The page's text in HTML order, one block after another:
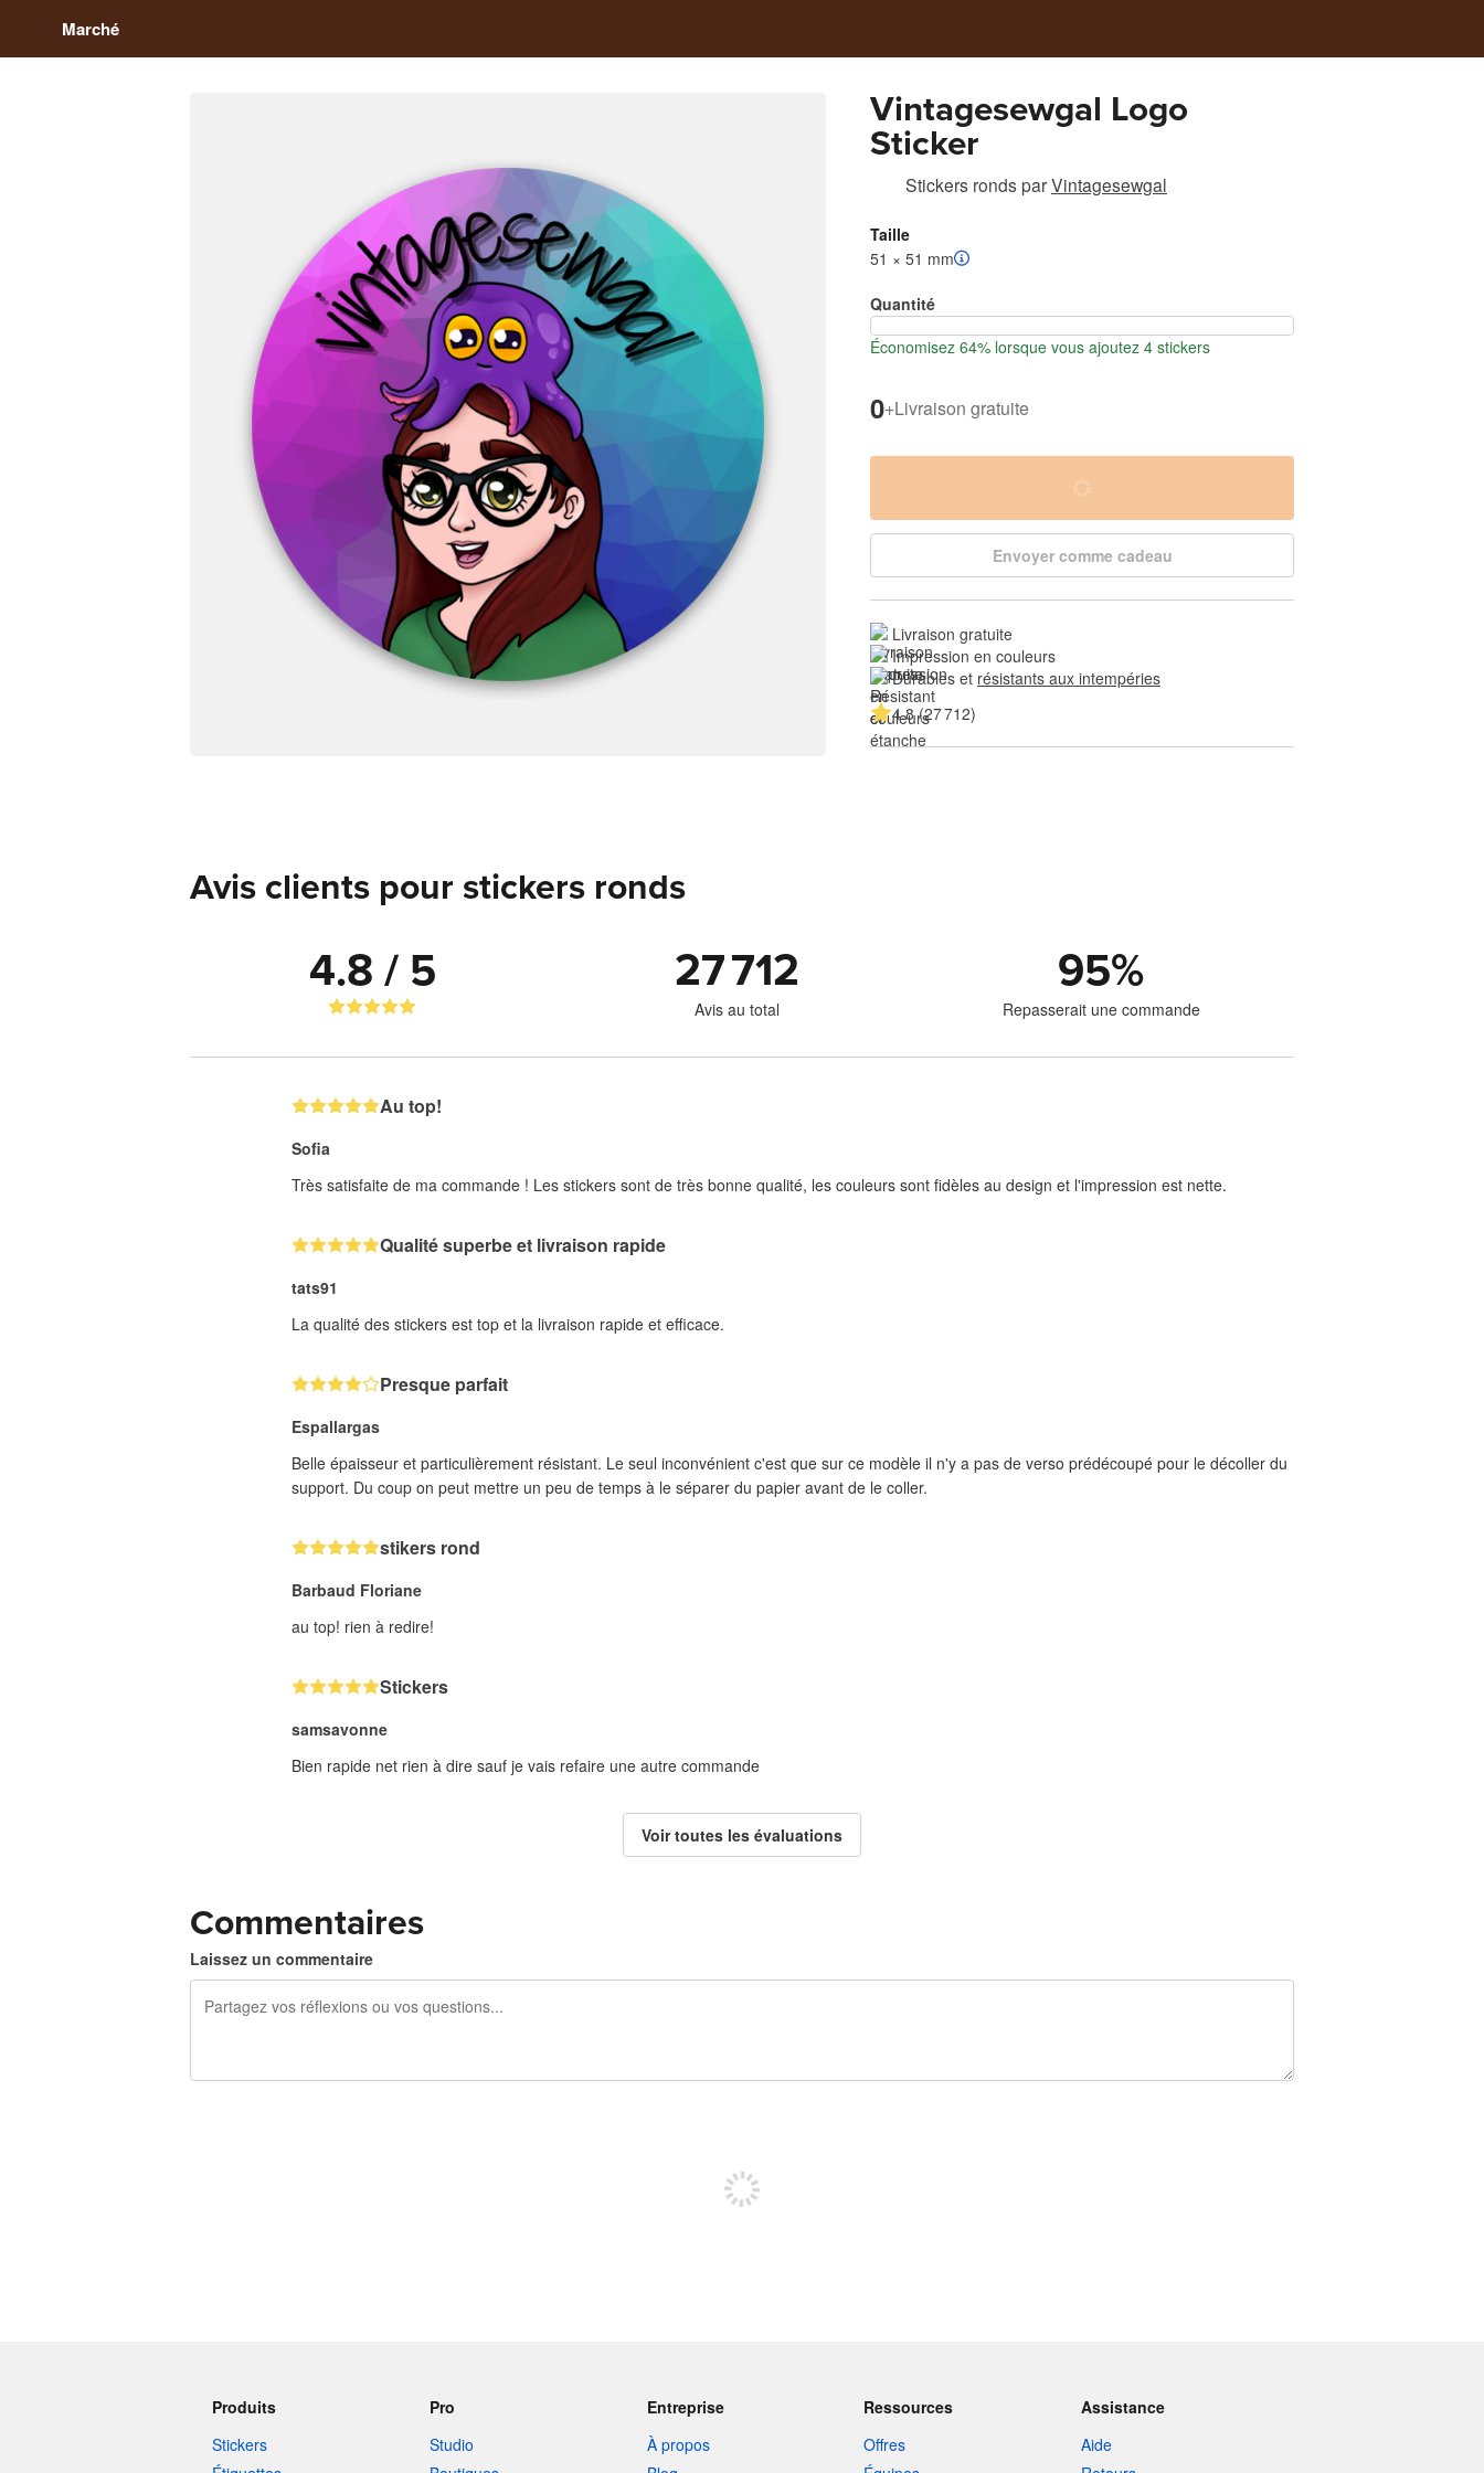
Marché
Vintagesewgal Logo
Sticker
Stickers rondsparVintagesewgal
Taille
51 × 51 mm
Quantité
Économisez 64% lorsque vous ajoutez 4 stickers
0+Livraison gratuite
Envoyer comme cadeau
Livraison gratuite
Impression en couleurs
Durables et résistants aux intempéries
4.8 (27 712)
Avis clients pour stickers ronds
4.8 / 5 27 712
Avis au total
95%
Repasserait une commande
Au top!
Sofia
Très satisfaite de ma commande ! Les stickers sont de très bonne qualité, les couleurs sont fidèles au design et l'impression est nette.
Qualité superbe et livraison rapide
tats91
La qualité des stickers est top et la livraison rapide et efficace.
Presque parfait
Espallargas
Belle épaisseur et particulièrement résistant. Le seul inconvénient c'est que sur ce modèle il n'y a pas de verso prédécoupé pour le décoller du
support. Du coup on peut mettre un peu de temps à le séparer du papier avant de le coller.
stikers rond
Barbaud Floriane
au top! rien à redire!
Stickers
samsavonne
Bien rapide net rien à dire sauf je vais refaire une autre commande
Voir toutes les évaluations
Commentaires
Laissez un commentaire
Produits
Stickers
Pro
Studio
Entreprise
À propos
Ressources
Offres
Assistance
Aide